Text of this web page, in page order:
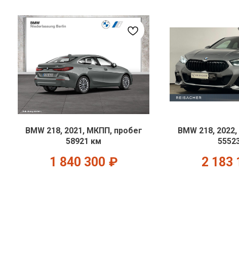
BMW 218, 2021, МКПП, пробег
58921 км
1 840 300 ₽
BMW 218,
2 183